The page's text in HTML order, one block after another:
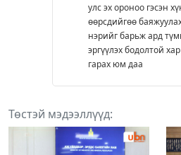
улс эх ороноо гэсэн
өөрсдийгөө
нэрийг барьж ард
эргүүлэх бодолтой
гарах юм даа
Төстэй мэдээллүүд: